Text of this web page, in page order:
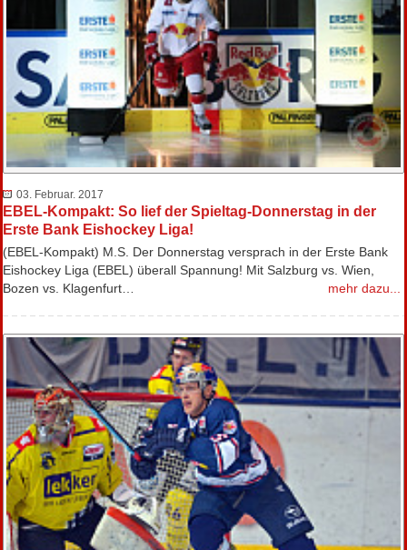
03. Februar. 2017
EBEL-Kompakt: So lief der Spieltag-Donnerstag in der
Erste Bank Eishockey Liga!
(EBEL-Kompakt) M.S. Der Donnerstag versprach in der Erste Bank
Eishockey Liga (EBEL) überall Spannung! Mit Salzburg vs. Wien,
Bozen vs. Klagenfurt…
mehr dazu...